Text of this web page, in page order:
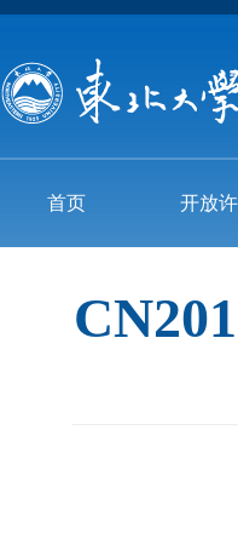
首页 开放